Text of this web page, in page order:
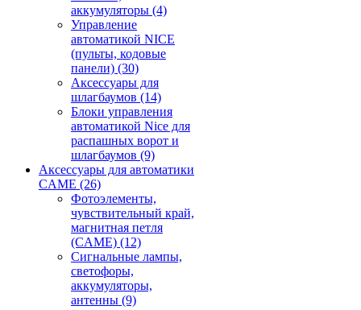
аккумуляторы (4)
Управление
автоматикой NICE
(пульты, кодовые
панели) (30)
Аксессуары для
шлагбаумов (14)
Блоки управления
автоматикой Nice для
распашных ворот и
шлагбаумов (9)
Аксессуары для автоматики
CAME (26)
Фотоэлементы,
чувствительный край,
магнитная петля
(CAME) (12)
Сигнальные лампы,
светофоры,
аккумуляторы,
антенны (9)